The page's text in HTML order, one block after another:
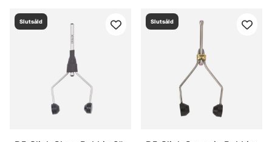
Slutsåld Slutsåld